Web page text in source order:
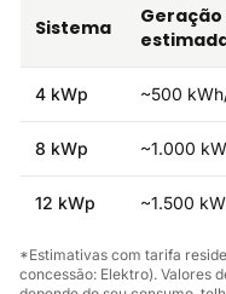
Sistema
4 kWp ~500
8 kWp ~1.000
12 kWp ~1.500
*Estimativas com tarifa
concessão: Elektro). Valores